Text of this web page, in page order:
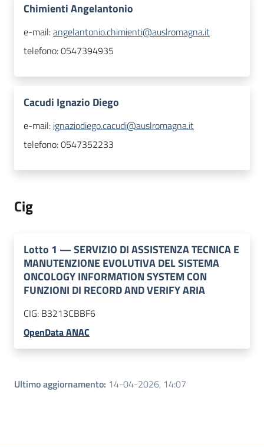
Chimienti Angelantonio
e-mail:angelantonio.chimienti@auslromagna.it
telefono:0547394935
Cacudi Ignazio Diego
e-mail: ignaziodiego.cacudi@auslromagna.it
telefono:0547352233
Cig
Lotto 1 —SERVIZIO DI ASSISTENZA TECNICA E
MANUTENZIONE EVOLUTIVA DEL SISTEMA
ONCOLOGY INFORMATION SYSTEM CON
FUNZIONI DI RECORD AND VERIFY ARIA
CIG: B3213CBBF6
OpenData ANAC
Ultimo aggiornamento: 14-04-2026, 14:07